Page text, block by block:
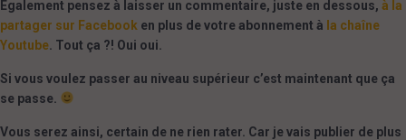
Egalement pensez à laisser un commentaire, juste en dessous, à la
partager sur Facebook en plus de votre abonnement à la chaîne
Youtube. Tout ça ?! Oui oui.
Si vous voulez passer au niveau supérieur c’est maintenant que ça
se passe.
Vous serez ainsi, certain de ne rien rater. Car je vais publier de plus